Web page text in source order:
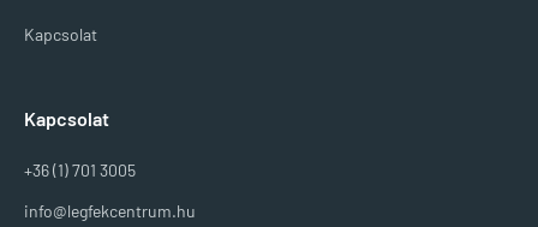
Kapcsolat
Kapcsolat
+36 (1) 701 3005
info@legfekcentrum.hu